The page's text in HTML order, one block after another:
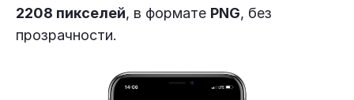
2208 пикселей, в формате PNG, без
прозрачности.